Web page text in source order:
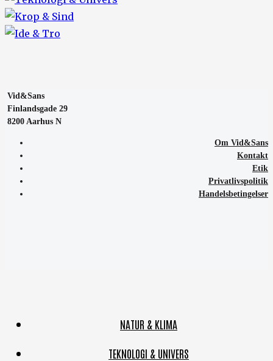
Vid&Sans
Finlandsgade 29
8200 Aarhus N
Om Vid&Sans
Kontakt
Etik
Privatlivspolitik
Handelsbetingelser
NATUR & KLIMA
TEKNOLOGI & UNIVERS